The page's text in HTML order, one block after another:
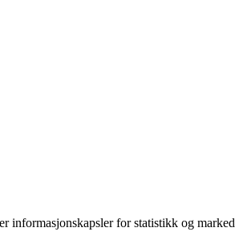
informasjonskapsler for statistikk og